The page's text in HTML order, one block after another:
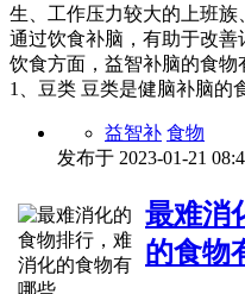
生、工作压力较大的上班
通过饮食补脑，有助于改
饮食方面，益智补脑的食
1、豆类 豆类是健脑补脑的
益智补 食物
发布于 2023-01-21
最难消
的食物